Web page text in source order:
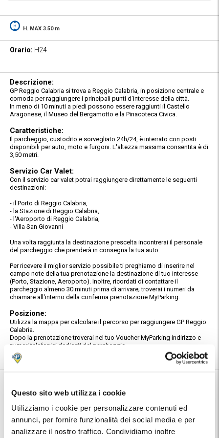
Questo sito web utilizza i cookie
Utilizziamo i cookie per personalizzare contenuti ed
annunci, per fornire funzionalità dei social media e per
analizzare il nostro traffico. Condividiamo inoltre
H. MAX 3.50 m
Orario: H24
Descrizione:
GP Reggio Calabria si trova a Reggio Calabria, in posizione centrale e
comoda per raggiungere i principali punti d'interesse della città.
In meno di 10 minuti a piedi possono essere raggiunti il Castello
Aragonese, il Museo del Bergamotto e la Pinacoteca Civica.
Caratteristiche:
Il parcheggio, custodito e sorvegliato 24h/24, è interrato con posti
disponibili per auto, moto e furgoni. L'altezza massima consentita è di
3,50 metri.
Servizio Car Valet:
Con il servizio car valet potrai raggiungere direttamente le seguenti
destinazioni:
- il Porto di Reggio Calabria,
- la Stazione di Reggio Calabria,
- l'Aeroporto di Reggio Calabria,
- Villa San Giovanni
Una volta raggiunta la destinazione prescelta incontrerai il personale
del parcheggio che prenderà in consegna la tua auto.
Per ricevere il miglior servizio possibile ti preghiamo di inserire nel
campo note della tua prenotazione la destinazione di tuo interesse
(Porto, Stazione, Aeroporto). Inoltre, ricordati di contattare il
parcheggio almeno 30 minuti prima di arrivare; troverai i numeri da
chiamare all'interno della conferma prenotazione MyParking.
Posizione:
Utilizza la mappa per calcolare il percorso per raggiungere GP Reggio
Calabria.
Dopo la prenotazione troverai nel tuo Voucher MyParking indirizzo e
numeri telefonici dedicati del parcheggio.
Informazioni su GP Reggio Calabria
🅿️ Caratteristiche: multipass
🔧 Servizi aggiuntivi: autolavaggio, gommista, officina